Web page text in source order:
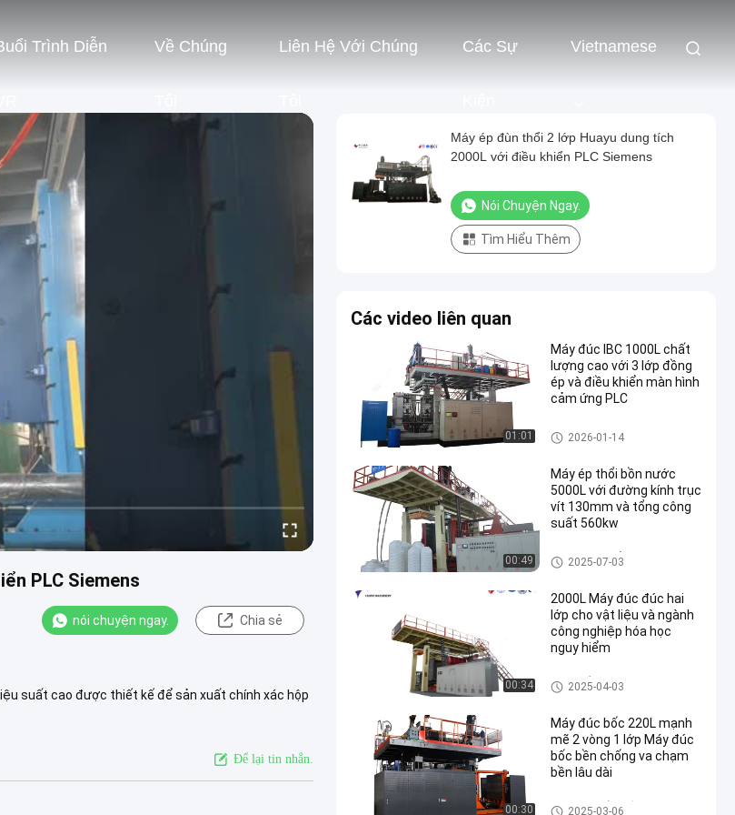
Trình Diễn Về Chúng Liên Hệ Với Chúng Các Sự Vietnamese
PLC Siemens
nói chuyện ngay. Chia sẻ
suất cao được thiết kế để sản xuất chính xác hộp
Để lại tin nhắn.
Máy ép đùn thổi 2 lớp Huayu dung tích
2000L với điều khiển PLC Siemens
Nói Chuyện Ngay.
Tìm Hiểu Thêm
Các video liên quan
01:01
Máy đúc IBC 1000L chất
lượng cao với 3 lớp đồng
ép và điều khiển màn hình
cảm ứng PLC
Máy đúc IBC
2026-01-14
00:49
Máy ép thổi bồn nước
5000L với đường kính trục
vít 130mm và tổng công
suất 560kw
3000-5000l bể nước máy đúc
2025-07-03
00:34
2000L Máy đúc đúc hai
lớp cho vật liệu và ngành
công nghiệp hóa học
nguy hiểm
Máy thổi khuôn thùng nước 5
00-2000L
2025-04-03
00:30
Máy đúc bốc 220L mạnh
mẽ 2 vòng 1 lớp Máy đúc
bốc bền chống va chạm
bền lâu dài
Máy đúc trống bằng vòng L
2025-03-06